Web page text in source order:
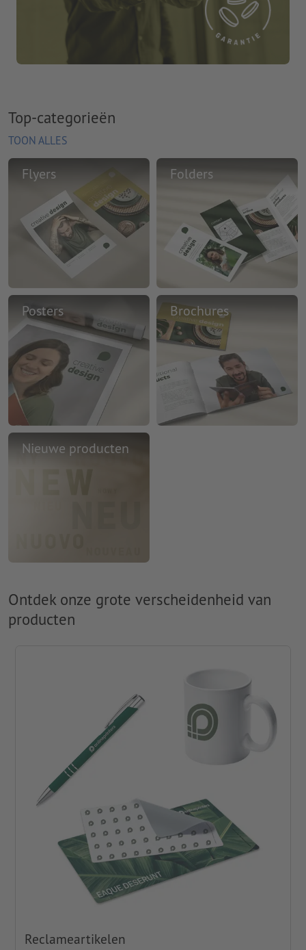
Top-categorieën
TOON ALLES
Flyers Folders
Posters Brochures
Nieuwe producten
Ontdek onze grote verscheidenheid van
producten
Reclameartikelen